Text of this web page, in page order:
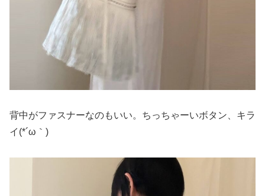
背中がファスナーなのもいい。ちっちゃーいボタン、キラ
イ(*´ω｀)